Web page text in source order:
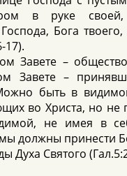
в руке
Бога
17).
Завете –
Завете –
быть в
во Христа, но не
не имея в
должны принести
Духа Святого